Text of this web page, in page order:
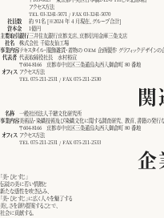
アクセス方法
TEL 03-3241-5071 / FAX 03-3241-5070
社員数
約 91名 [※2024 年 4 月現在、グループ合計]
資本金
1億円
主要取引銀行三井住友銀行京都支店、京都信用金庫三条支店
社名
株式会社 千総友仙工場
事業内容テキスタイル・服飾雑貨・着物の OEM 企画製作 グラフィックデザイン
代表者 代表取締役社長 水村裕宣
オフィス
〒604-8166 京都市中京区三条通烏丸西入御倉町 80 番地
アクセス方法
TEL 075-211-2531 / FAX 075-211-2530
名称
一般社団法人千總文化研究所
事業内容美術品・染織技術及び染織文化に関する調査研究、 教育、書籍の発行
オフィス
〒604-8166 京都市中京区三条通烏丸西入御倉町 80 番地
アクセス方法
TEL 075-211-2531 / FAX 075-211-2533
企
「美・ひとすじ」
伝統の美に若い情熱と
新たな感性を吹き込み、
「美・ひとすじ」に広く人々を魅了する
美しさを創り提案することで、
社会に貢献する。